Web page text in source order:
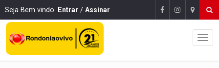
Seja Bem vindo. Entrar / Assinar